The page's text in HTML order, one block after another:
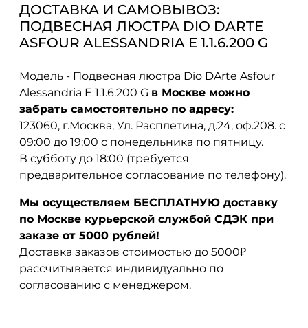
ДОСТАВКА И САМОВЫВОЗ:
ПОДВЕСНАЯ ЛЮСТРА DIO DARTE
ASFOUR ALESSANDRIA E 1.1.6.200 G
Модель - Подвесная люстра Dio DArte Asfour
Alessandria E 1.1.6.200 G в Москве можно
забрать самостоятельно по адресу:
123060, г.Москва, Ул. Расплетина, д.24, оф.208. с
09:00 до 19:00 с понедельника по пятницу.
В субботу до 18:00 (требуется
предварительное согласование по телефону).
Мы осуществляем БЕСПЛАТНУЮ доставку
по Москве курьерской службой СДЭК при
заказе от 5000 рублей!
Доставка заказов стоимостью до 5000₽
рассчитывается индивидуально по
согласованию с менеджером.